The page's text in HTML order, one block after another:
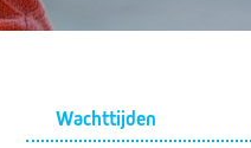
Submenu
Wachttijden